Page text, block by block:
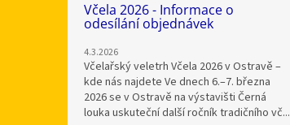
Včela 2026 - Informace o
odesílání objednávek
4.3.2026
Včelařský veletrh Včela 2026 v Ostravě –
kde nás najdete Ve dnech 6.–7. března
2026 se v Ostravě na výstavišti Černá
louka uskuteční další ročník tradičního vč...